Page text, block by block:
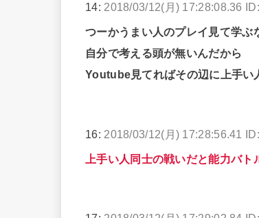
14: 2018/03/12(月) 17:28:08.36
つーかうまい人のプレイ見て学ぶ
自分で考える頭が無いんだから
Youtube見てればその辺に上手い
16: 2018/03/12(月) 17:28:56.41
上手い人同士の戦いだと能力バ